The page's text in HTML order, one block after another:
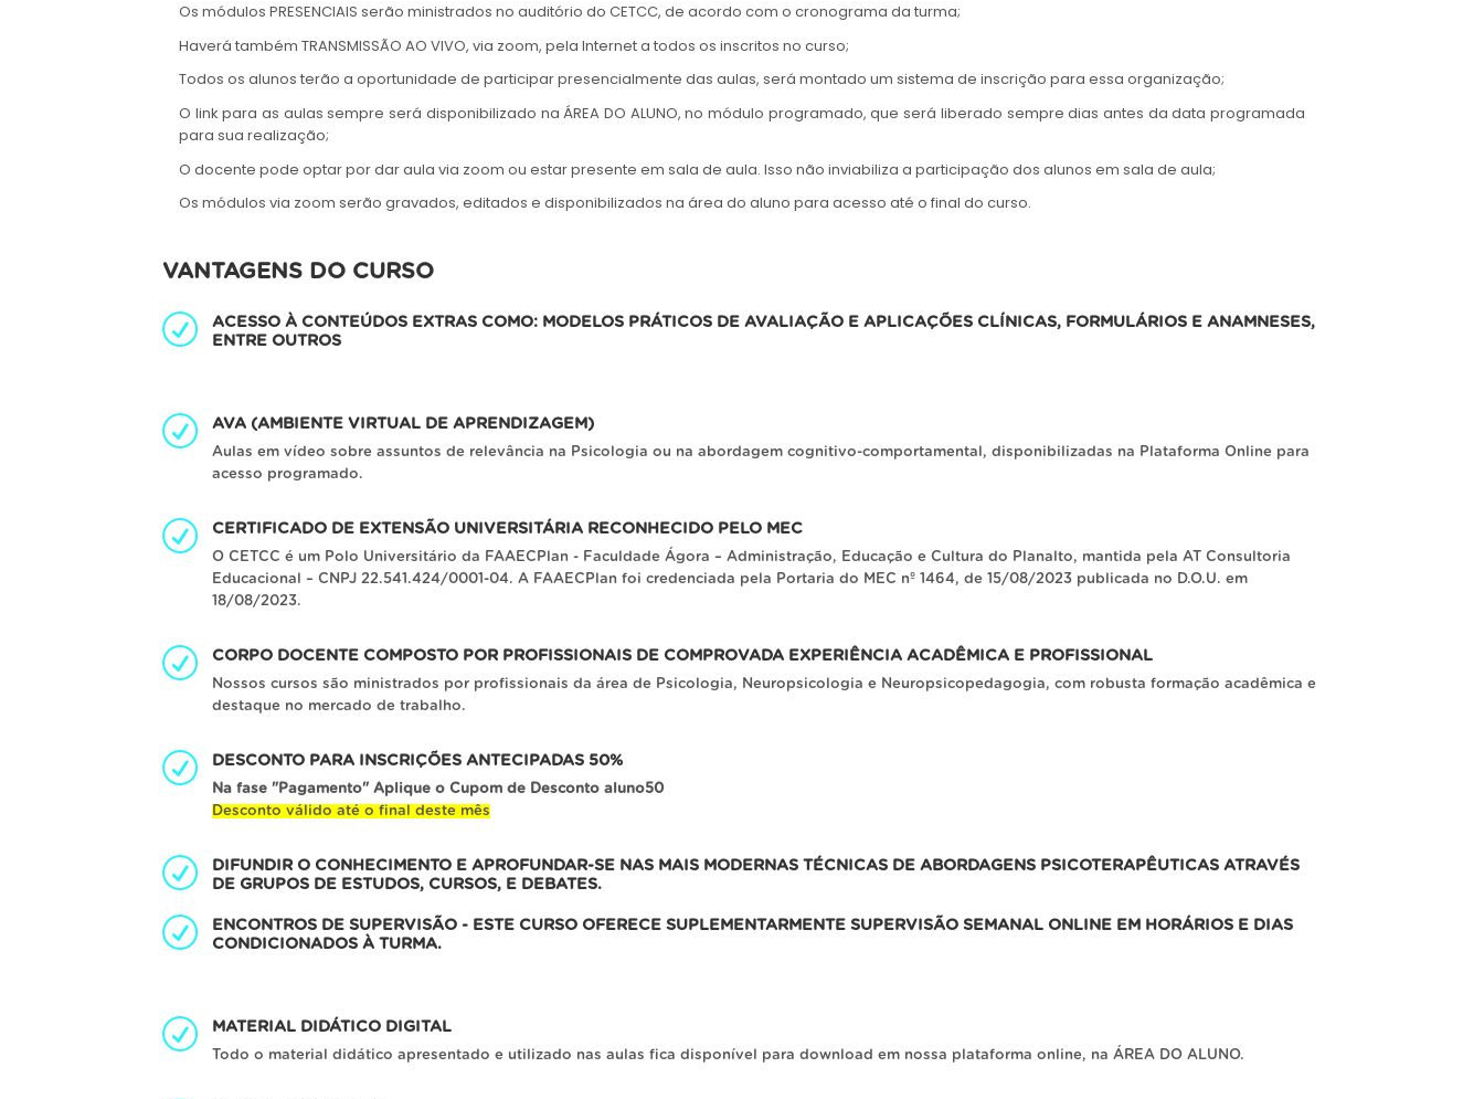
Os módulos PRESENCIAIS serão ministrados no auditório do CETCC, de acordo com o cronograma da turma;
Haverá também TRANSMISSÃO AO VIVO, via zoom, pela Internet a todos os inscritos no curso;
Todos os alunos terão a oportunidade de participar presencialmente das aulas, será montado um sistema de inscrição para essa organização;
O link para as aulas sempre será disponibilizado na ÁREA DO ALUNO, no módulo programado, que será liberado sempre dias antes da data programada
para sua realização;
O docente pode optar por dar aula via zoom ou estar presente em sala de aula. Isso não inviabiliza a participação dos alunos em sala de aula;
Os módulos via zoom serão gravados, editados e disponibilizados na área do aluno para acesso até o final do curso.
VANTAGENS DO CURSO
ACESSO À CONTEÚDOS EXTRAS COMO: MODELOS PRÁTICOS DE AVALIAÇÃO E APLICAÇÕES CLÍNICAS, FORMULÁRIOS E ANAMNESES,
ENTRE OUTROS
AVA (AMBIENTE VIRTUAL DE APRENDIZAGEM)
Aulas em vídeo sobre assuntos de relevância na Psicologia ou na abordagem cognitivo-comportamental, disponibilizadas na Plataforma Online para
acesso programado.
CERTIFICADO DE EXTENSÃO UNIVERSITÁRIA RECONHECIDO PELO MEC
O CETCC é um Polo Universitário da FAAECPlan - Faculdade Ágora – Administração, Educação e Cultura do Planalto, mantida pela AT Consultoria
Educacional – CNPJ 22.541.424/0001-04. A FAAECPlan foi credenciada pela Portaria do MEC nº 1464, de 15/08/2023 publicada no D.O.U. em
18/08/2023.
CORPO DOCENTE COMPOSTO POR PROFISSIONAIS DE COMPROVADA EXPERIÊNCIA ACADÊMICA E PROFISSIONAL
Nossos cursos são ministrados por profissionais da área de Psicologia, Neuropsicologia e Neuropsicopedagogia, com robusta formação acadêmica e
destaque no mercado de trabalho.
DESCONTO PARA INSCRIÇÕES ANTECIPADAS 50%
Na fase "Pagamento" Aplique o Cupom de Desconto aluno50
Desconto válido até o final deste mês
DIFUNDIR O CONHECIMENTO E APROFUNDAR-SE NAS MAIS MODERNAS TÉCNICAS DE ABORDAGENS PSICOTERAPÊUTICAS ATRAVÉS
DE GRUPOS DE ESTUDOS, CURSOS, E DEBATES.
ENCONTROS DE SUPERVISÃO - ESTE CURSO OFERECE SUPLEMENTARMENTE SUPERVISÃO SEMANAL ONLINE EM HORÁRIOS E DIAS
CONDICIONADOS À TURMA.
MATERIAL DIDÁTICO DIGITAL
Todo o material didático apresentado e utilizado nas aulas fica disponível para download em nossa plataforma online, na ÁREA DO ALUNO.